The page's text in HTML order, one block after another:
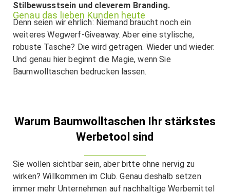
Stilbewusstsein und cleverem Branding.
Genau das lieben Kunden heute
Denn seien wir ehrlich: Niemand braucht noch ein
weiteres Wegwerf-Giveaway. Aber eine stylische,
robuste Tasche? Die wird getragen. Wieder und wieder.
Und genau hier beginnt die Magie, wenn Sie
Baumwolltaschen bedrucken lassen.
Warum Baumwolltaschen Ihr stärkstes
Werbetool sind
Sie wollen sichtbar sein, aber bitte ohne nervig zu
wirken? Willkommen im Club. Genau deshalb setzen
immer mehr Unternehmen auf nachhaltige Werbemittel